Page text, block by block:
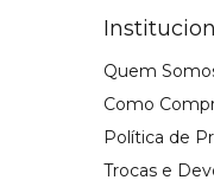
Quem
Como
Política de
Trocas e